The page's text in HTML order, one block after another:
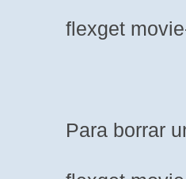
flexget
Para borrar